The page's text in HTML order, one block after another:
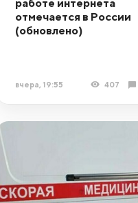
отмечается в России
(обновлено)
вчера, 19:55 407